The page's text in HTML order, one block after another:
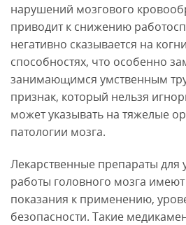
нарушений мозгового
приводит к снижению
негативно сказывается на
способностях, что особенно
занимающимся умственным
признак, который нельзя
может указывать на тяжелые
патологии мозга.
Лекарственные препараты для
работы головного мозга
показания к применению,
безопасности. Такие